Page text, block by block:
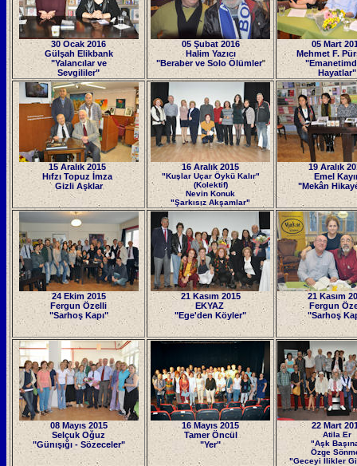
30 Ocak 2016
Gülşah Elikbank
"Yalancılar ve
Sevgililer"
05 Şubat 2016
Halim Yazıcı
"Beraber ve Solo Ölümler"
05 Mart
Mehmet F.
Hayatlar"
15 Aralık 2015
Hıfzı Topuz İmza
Gizli Aşklar
16 Aralık 2015
"Kuşlar Uçar Öykü Kalır"
(Kolektif)
Nevin Konuk
"Şarkısız Akşamlar"
19 Aralık
Emel
"Mekân
24 Ekim 2015
Fergun Özelli
"Sarhoş Kapı"
21 Kasım 2015
EKYAZ
"Ege'den Köyler"
21 Kasım
Fergun
"Sarhoş
08 Mayıs 2015
Selçuk Oğuz
"Günışığı - Sözeceler"
16 Mayıs 2015
Tamer Öncül
"Yer"
22 Mart
Atila Er
"Aşk
Özge
"Geceyi İlikler